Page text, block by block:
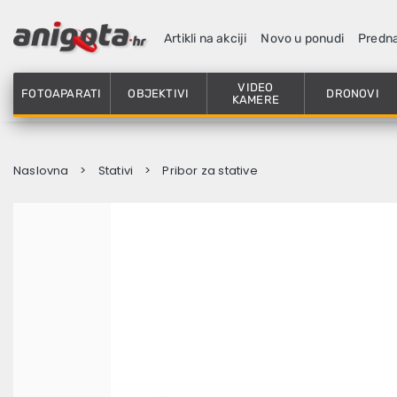
Artikli na akciji Novo u ponudi
FOTOAPARATI OBJEKTIVI
VIDEO
KAMERE
DRONOVI
Naslovna Stativi Pribor za stative